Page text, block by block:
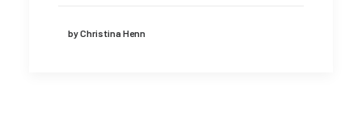
by Christina Henn